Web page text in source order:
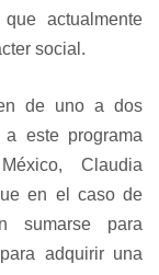
actualmente
social.
de uno a dos
este programa
Claudia
en el caso de
sumarse para
adquirir una